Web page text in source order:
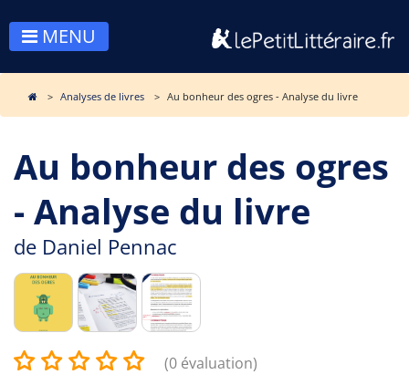
MENU
Analyses de livres Au bonheur des ogres - Analyse du livre
Au bonheur des ogres
- Analyse du livre
de Daniel Pennac
(0 évaluation)